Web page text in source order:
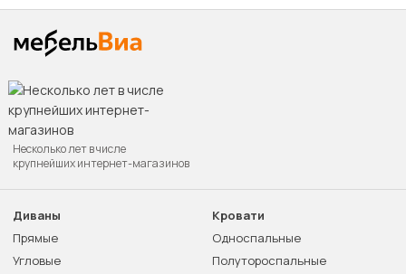
Несколько лет в числе
крупнейших интернет-магазинов
Диваны
Прямые
Угловые
Кровати
Односпальные
Полутороспальные